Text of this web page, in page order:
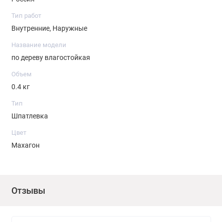
Тип работ
Внутренние, Наружные
Название модели
по дереву влагостойкая
Объем
0.4 кг
Тип
Шпатлевка
Цвет
Махагон
Отзывы